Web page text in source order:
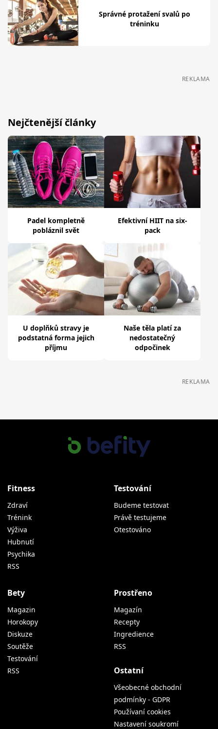
Správné protažení svalů po
tréninku
REKLAMA
Nejčtenější články
Padel kompletně
pobláznil svět
Efektivní HIIT na six-
pack
U doplňků stravy je
podstatná forma jejich
příjmu
Naše těla platí za
nedostatečný
odpočinek
REKLAMA
Fitness
Zdraví
Trénink
Výživa
Hubnutí
Psychika
RSS
Testování
Budeme testovat
Právě testujeme
Otestováno
Bety
Magazin
Horokopy
Diskuze
Soutěže
Testování
RSS
Prostřeno
Magazín
Recepty
Ingredience
RSS
Ostatní
Všeobecné obchodní
podmínky - GDPR
Používaní cookies
Nastavení soukromí